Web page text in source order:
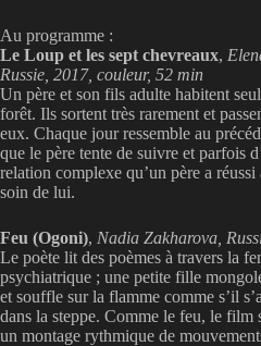
Au programme :
Le Loup et les sept chevreaux,
Russie, 2017, couleur, 52 min
Un père et son fils adulte habitent
forêt. Ils sortent très rarement et
eux. Chaque jour ressemble au
que le père tente de suivre et parfois
relation complexe qu’un père a
soin de lui.
Feu (Ogoni), Nadia Zakharova,
Le poète lit des poèmes à travers la
psychiatrique ; une petite fille
et souffle sur la flamme comme s’il
dans la steppe. Comme le feu, le film
un montage rythmique de